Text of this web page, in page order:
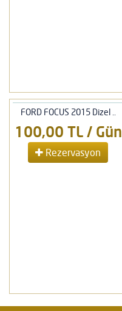
FORD FOCUS 2015 Dizel ..
100,00 TL / Gün
Rezervasyon